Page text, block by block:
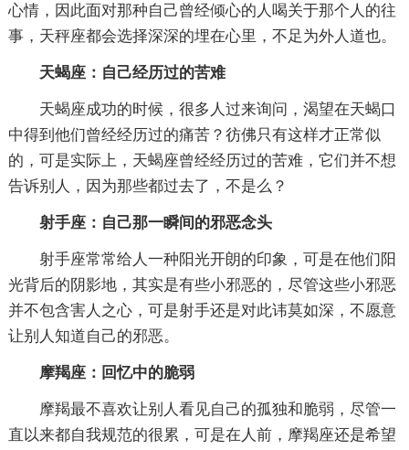
心情，因此面对那种自己曾经倾心的人喝关于那个人的往
事，天秤座都会选择深深的埋在心里，不足为外人道也。
天蝎座：自己经历过的苦难
天蝎座成功的时候，很多人过来询问，渴望在天蝎口
中得到他们曾经经历过的痛苦？彷佛只有这样才正常似
的，可是实际上，天蝎座曾经经历过的苦难，它们并不想
告诉别人，因为那些都过去了，不是么？
射手座：自己那一瞬间的邪恶念头
射手座常常给人一种阳光开朗的印象，可是在他们阳
光背后的阴影地，其实是有些小邪恶的，尽管这些小邪恶
并不包含害人之心，可是射手还是对此讳莫如深，不愿意
让别人知道自己的邪恶。
摩羯座：回忆中的脆弱
摩羯最不喜欢让别人看见自己的孤独和脆弱，尽管一
直以来都自我规范的很累，可是在人前，摩羯座还是希望